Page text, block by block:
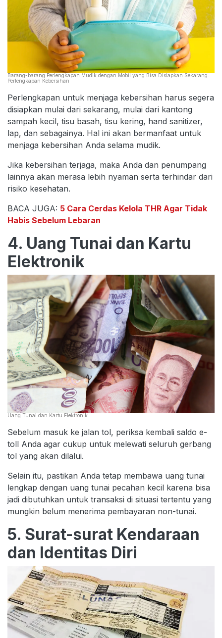
Barang-barang Perlengkapan Mudik dengan Mobil yang Bisa Disiapkan Sekarang:
Perlengkapan Kebersihan
Perlengkapan untuk menjaga kebersihan harus segera
disiapkan mulai dari sekarang, mulai dari kantong
sampah kecil, tisu basah, tisu kering, hand sanitizer,
lap, dan sebagainya. Hal ini akan bermanfaat untuk
menjaga kebersihan Anda selama mudik.
Jika kebersihan terjaga, maka Anda dan penumpang
lainnya akan merasa lebih nyaman serta terhindar dari
risiko kesehatan.
BACA JUGA: 5 Cara Cerdas Kelola THR Agar Tidak
Habis Sebelum Lebaran
4. Uang Tunai dan Kartu
Elektronik
Uang Tunai dan Kartu Elektronik
Sebelum masuk ke jalan tol, periksa kembali saldo e-
toll Anda agar cukup untuk melewati seluruh gerbang
tol yang akan dilalui.
Selain itu, pastikan Anda tetap membawa uang tunai
lengkap dengan uang tunai pecahan kecil karena bisa
jadi dibutuhkan untuk transaksi di situasi tertentu yang
mungkin belum menerima pembayaran non-tunai.
5. Surat-surat Kendaraan
dan Identitas Diri